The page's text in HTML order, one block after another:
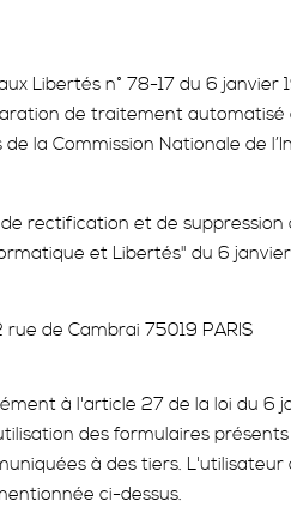
Libertés n° 78-17 du 6 janvier
de traitement automatisé
la Commission Nationale de
rectification et de
et Libertés" du 6
de Cambrai 75019 PARIS
à l'article 27 de la loi du 6
des formulaires
à des tiers. L'utilisateur
ci-dessus.